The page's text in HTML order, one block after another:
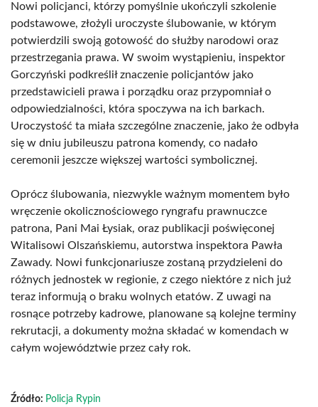
Nowi policjanci, którzy pomyślnie ukończyli szkolenie
podstawowe, złożyli uroczyste ślubowanie, w którym
potwierdzili swoją gotowość do służby narodowi oraz
przestrzegania prawa. W swoim wystąpieniu, inspektor
Gorczyński podkreślił znaczenie policjantów jako
przedstawicieli prawa i porządku oraz przypomniał o
odpowiedzialności, która spoczywa na ich barkach.
Uroczystość ta miała szczególne znaczenie, jako że odbyła
się w dniu jubileuszu patrona komendy, co nadało
ceremonii jeszcze większej wartości symbolicznej.
Oprócz ślubowania, niezwykle ważnym momentem było
wręczenie okolicznościowego ryngrafu prawnuczce
patrona, Pani Mai Łysiak, oraz publikacji poświęconej
Witalisowi Olszańskiemu, autorstwa inspektora Pawła
Zawady. Nowi funkcjonariusze zostaną przydzieleni do
różnych jednostek w regionie, z czego niektóre z nich już
teraz informują o braku wolnych etatów. Z uwagi na
rosnące potrzeby kadrowe, planowane są kolejne terminy
rekrutacji, a dokumenty można składać w komendach w
całym województwie przez cały rok.
Źródło: Policja Rypin